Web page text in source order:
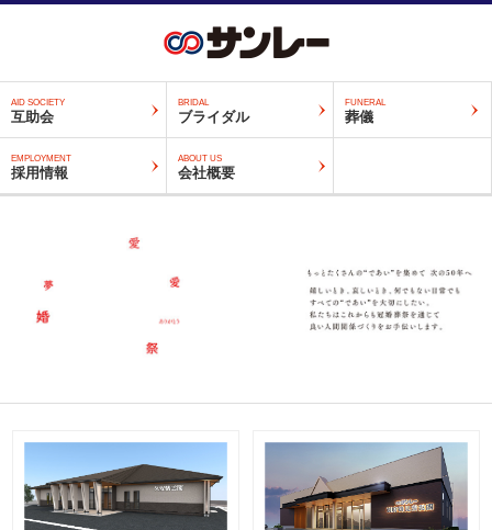
AID SOCIETY
互助会
BRIDAL
ブライダル
FUNERAL
葬儀
EMPLOYMENT
採用情報
ABOUT US
会社概要